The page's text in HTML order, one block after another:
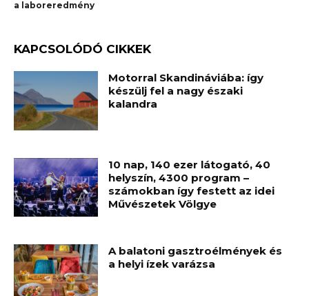
a laboreredmény
KAPCSOLÓDÓ CIKKEK
Motorral Skandináviába: így
készülj fel a nagy északi
kalandra
10 nap, 140 ezer látogató, 40
helyszín, 4300 program –
számokban így festett az idei
Művészetek Völgye
A balatoni gasztroélmények és
a helyi ízek varázsa